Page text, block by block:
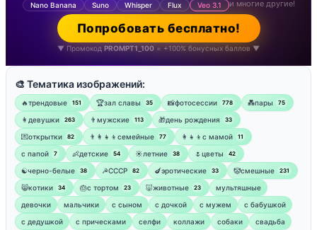
Nano Banana
Suno Whisper Flux Veo 3.1 и многие другие!
Попробовать бесплатно!
▼ Промокод PROMPT1_100 = +100% бонусных баллов ▼
🎨 Тематика изображений:
🔥трендовые 151 🏆зал славы 35 📸фотосессии 778 💑пары 75
👩девушки 263 👨мужские 113 🎁день рождения 33
💌открытки 82 👨‍👩‍👧‍👦семейные 77 👩‍👧‍👦с мамой 11
‍с папой 7 👶детские 54 ☀️летние 38 🌷цветы 42
☯︎черно-белые 38 ☭СССР 82 🍆эротические 33 🤡смешные 231
😸котики 34 🎂с тортом 23 🐷животные 23
мультяшные
девочки
мальчики с сыном с дочкой с мужем
с бабушкой
с дедушкой
с прическами селфи коллажи собаки
свадьба